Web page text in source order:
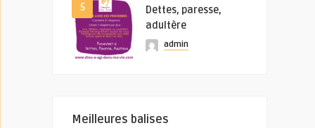
5
Dettes, paresse,
adultère
admin
Meilleures balises